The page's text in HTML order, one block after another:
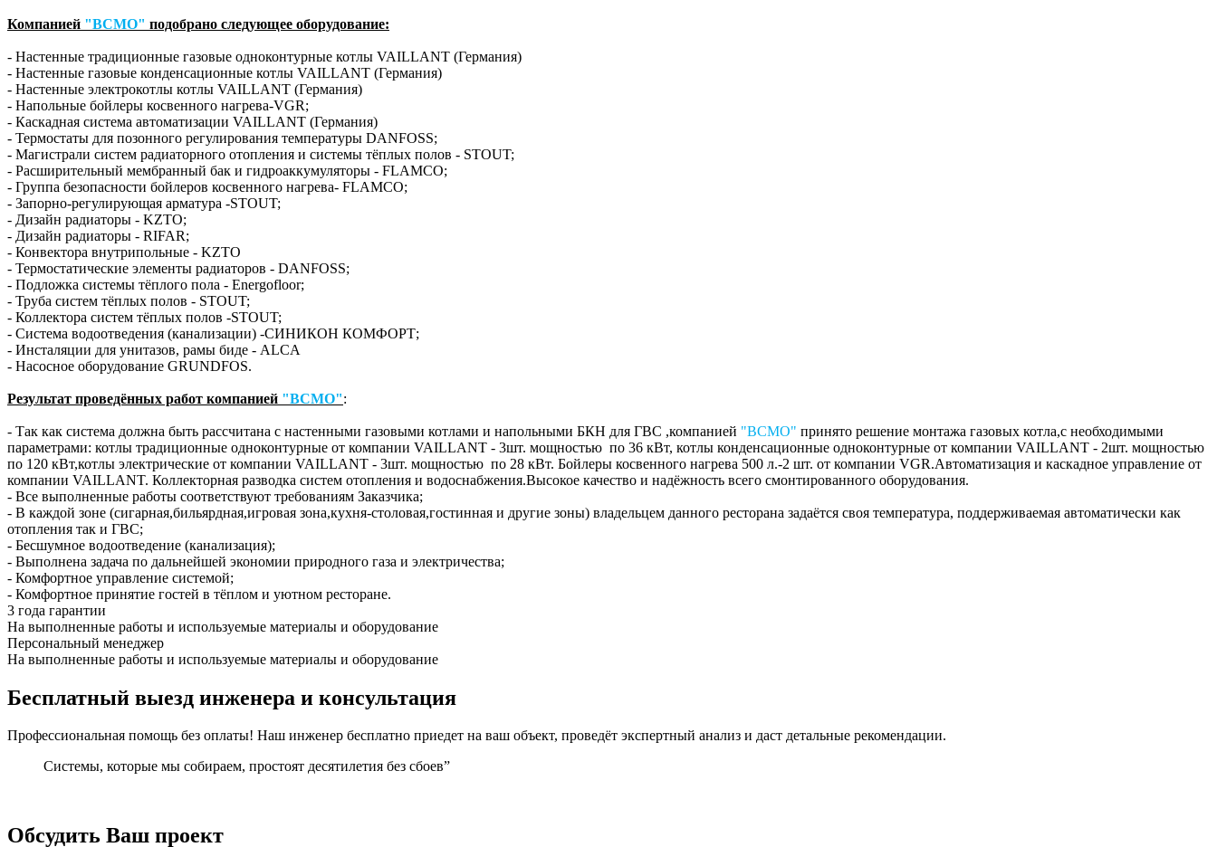
Компанией "ВСМО" подобрано следующее оборудование:
- Настенные традиционные газовые одноконтурные котлы VAILLANT (Германия)
- Настенные газовые конденсационные котлы VAILLANT (Германия)
- Настенные электрокотлы котлы VAILLANT (Германия)
- Напольные бойлеры косвенного нагрева-VGR;
- Каскадная система автоматизации VAILLANT (Германия)
- Термостаты для позонного регулирования температуры DANFOSS;
- Магистрали систем радиаторного отопления и системы тёплых полов - STOUT;
- Расширительный мембранный бак и гидроаккумуляторы - FLAMCO;
- Группа безопасности бойлеров косвенного нагрева- FLAMCO;
- Запорно-регулирующая арматура -STOUT;
- Дизайн радиаторы - KZTO;
- Дизайн радиаторы - RIFAR;
- Конвектора внутрипольные - KZTO
- Термостатические элементы радиаторов - DANFOSS;
- Подложка системы тёплого пола - Energofloor;
- Труба систем тёплых полов - STOUT;
- Коллектора систем тёплых полов -STOUT;
- Система водоотведения (канализации) -СИНИКОН КОМФОРТ;
- Инсталяции для унитазов, рамы биде - ALCA
- Насосное оборудование GRUNDFOS.
Результат проведённых работ компанией "ВСМО":
- Так как система должна быть рассчитана с настенными газовыми котлами и напольными БКН для ГВС ,компанией "ВСМО" принято решение монтажа газовых котла,с необходимыми
параметрами: котлы традиционные одноконтурные от компании VAILLANT - 3шт. мощностью по 36 кВт, котлы конденсационные одноконтурные от компании VAILLANT - 2шт. мощностью
по 120 кВт,котлы электрические от компании VAILLANT - 3шт. мощностью по 28 кВт. Бойлеры косвенного нагрева 500 л.-2 шт. от компании VGR.Автоматизация и каскадное управление от
компании VAILLANT. Коллекторная разводка систем отопления и водоснабжения.Высокое качество и надёжность всего смонтированного оборудования.
- Все выполненные работы соответствуют требованиям Заказчика;
- В каждой зоне (сигарная,бильярдная,игровая зона,кухня-столовая,гостинная и другие зоны) владельцем данного ресторана задаётся своя температура, поддерживаемая автоматически как
отопления так и ГВС;
- Бесшумное водоотведение (канализация);
- Выполнена задача по дальнейшей экономии природного газа и электричества;
- Комфортное управление системой;
- Комфортное принятие гостей в тёплом и уютном ресторане.
3 года гарантии
На выполненные работы и используемые материалы и оборудование
Персональный менеджер
На выполненные работы и используемые материалы и оборудование
Бесплатный выезд инженера и консультация
Профессиональная помощь без оплаты! Наш инженер бесплатно приедет на ваш объект, проведёт экспертный анализ и даст детальные рекомендации.
Системы, которые мы собираем, простоят десятилетия без сбоев”
Обсудить Ваш проект